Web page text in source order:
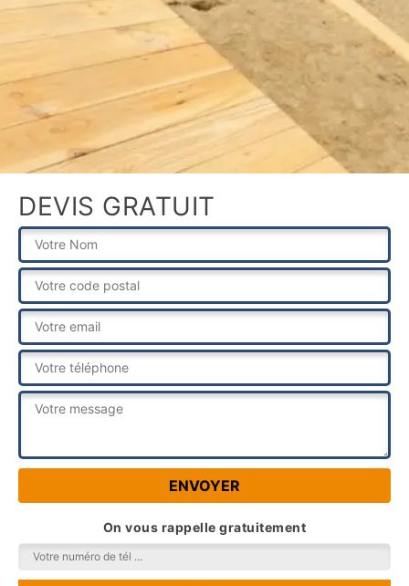
DEVIS GRATUIT
On vous rappelle gratuitement